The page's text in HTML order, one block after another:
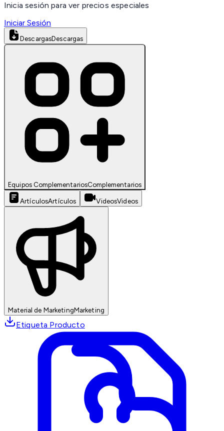
Inicia sesión para ver precios especiales
Iniciar Sesión
DescargasDescargas
Equipos ComplementariosComplementarios
ArtículosArtículos VideosVideos
Material de MarketingMarketing
Etiqueta Producto